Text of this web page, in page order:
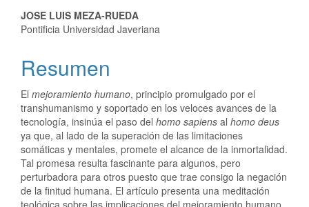
JOSE LUIS MEZA-RUEDA
Pontificia Universidad Javeriana
Resumen
El mejoramiento humano, principio promulgado por el
transhumanismo y soportado en los veloces avances de la
tecnología, insinúa el paso del homo sapiens al homo deus
ya que, al lado de la superación de las limitaciones
somáticas y mentales, promete el alcance de la inmortalidad.
Tal promesa resulta fascinante para algunos, pero
perturbadora para otros puesto que trae consigo la negación
de la finitud humana. El artículo presenta una meditación
teológica sobre las implicaciones del mejoramiento humano